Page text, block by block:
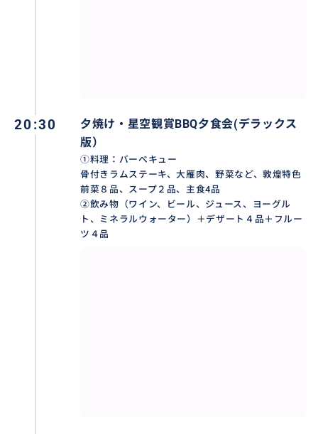
20:30
夕焼け・星空観賞BBQ夕食会(デラックス
版）
①料理：バーべキュー
骨付きラムステーキ、大雁肉、野菜など、敦煌特色
前菜８品、スープ２品、主食4品
②飲み物（ワイン、ビール、ジュース、ヨーグル
ト、ミネラルウォーター）＋デザート４品＋フルー
ツ４品